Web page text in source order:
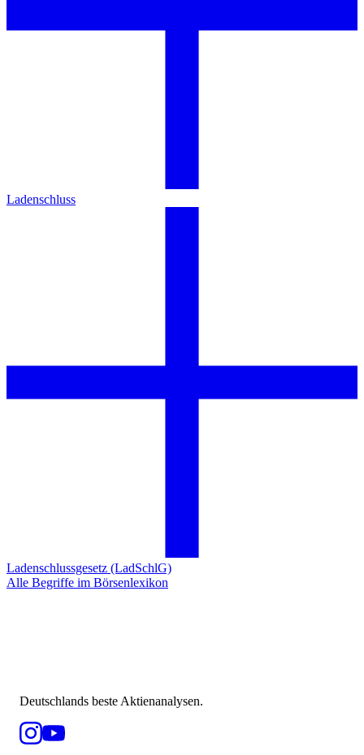
Ladenschluss
Ladenschlussgesetz (LadSchlG)
Alle Begriffe im Börsenlexikon
Deutschlands beste Aktienanalysen.